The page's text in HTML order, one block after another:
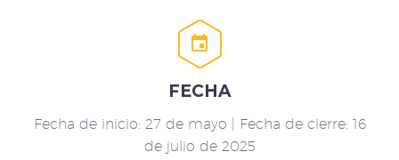


FECHA
Fecha de inicio: 27 de mayo | Fecha de cierre: 16
de julio de 2025